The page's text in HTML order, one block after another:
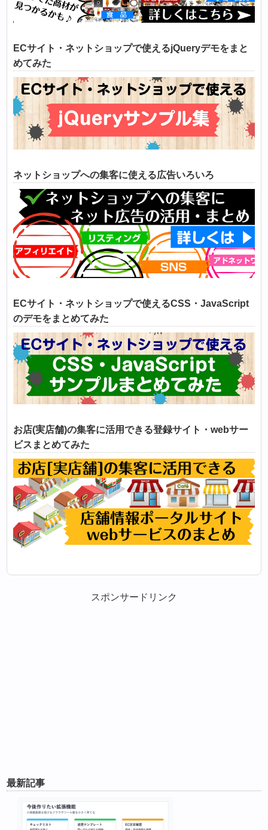
ECサイト・ネットショップで使えるjQueryデモをまと
めてみた
ネットショップへの集客に使える広告いろいろ
ECサイト・ネットショップで使えるCSS・JavaScript
のデモをまとめてみた
お店(実店舗)の集客に活用できる登録サイト・webサー
ビスまとめてみた
スポンサードリンク
最新記事